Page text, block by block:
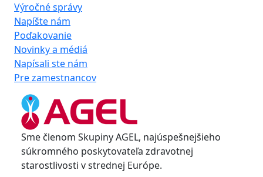
Výročné správy
Napíšte nám
Poďakovanie
Novinky a médiá
Napísali ste nám
Pre zamestnancov
Sme členom Skupiny AGEL, najúspešnejšieho
súkromného poskytovateľa zdravotnej
starostlivosti v strednej Európe.